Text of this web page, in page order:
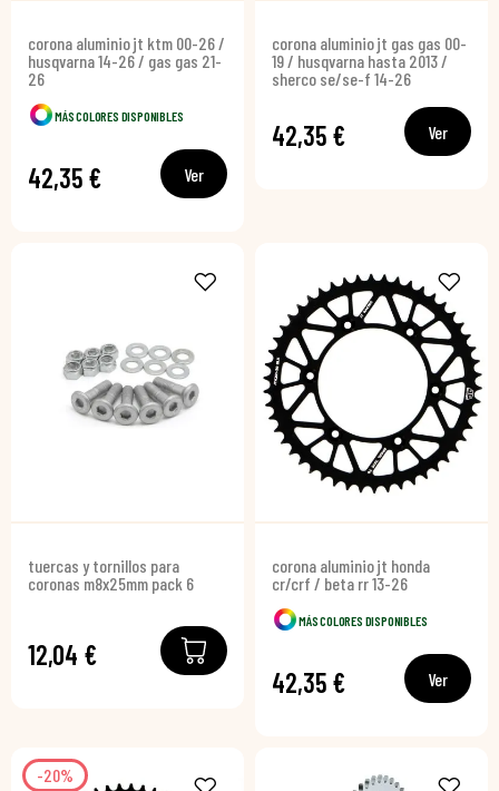
corona aluminio jt ktm 00-26 /
husqvarna 14-26 / gas gas 21-
26
MÁS COLORES DISPONIBLES
42,35 € Ver
corona aluminio jt gas gas 00-
19 / husqvarna hasta 2013 /
sherco se/se-f 14-26
42,35 € Ver
tuercas y tornillos para
coronas m8x25mm pack 6
12,04 €
corona aluminio jt honda
cr/crf / beta rr 13-26
MÁS COLORES DISPONIBLES
42,35 € Ver
-20%